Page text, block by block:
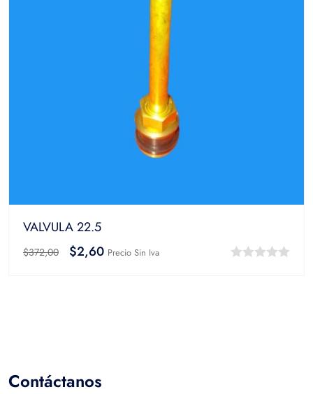
VALVULA 22.5
$372,00 $2,60 Precio Sin Iva
Contáctanos